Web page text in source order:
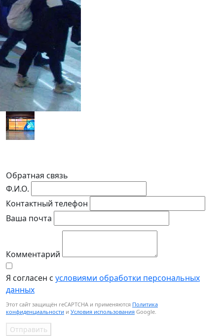
Обратная связь
Ф.И.О.
Контактный телефон
Ваша почта
Комментарий
Я согласен с условиями обработки персональных
данных
Этот сайт защищён reCAPTCHA и применяются Политика
конфиденциальности и Условия использования Google.
Отправить